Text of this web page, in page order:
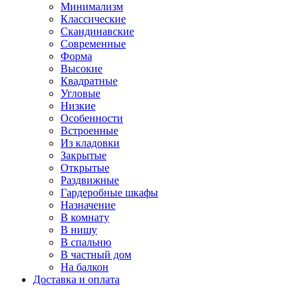
Минимализм
Классические
Скандинавские
Современные
Форма
Высокие
Квадратные
Угловые
Низкие
Особенности
Встроенные
Из кладовки
Закрытые
Открытые
Раздвижные
Гардеробные шкафы
Назначение
В комнату
В нишу
В спальню
В частный дом
На балкон
Доставка и оплата